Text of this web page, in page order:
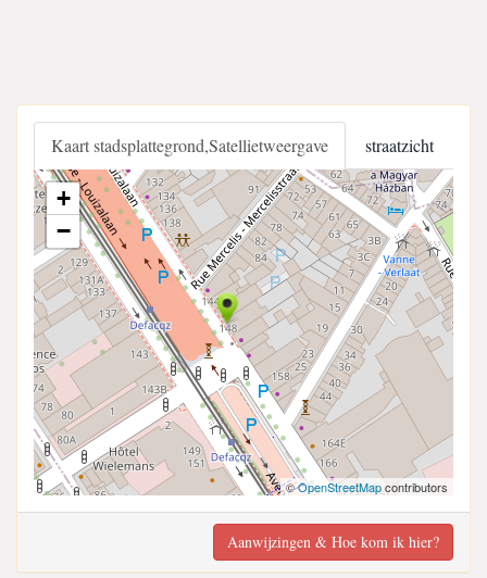
Kaart stadsplattegrond,Satellietweergave straatzicht
+
−
©OpenStreetMapcontributors
Aanwijzingen & Hoe kom ik hier?